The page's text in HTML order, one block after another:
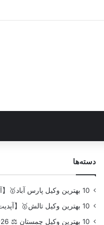
دسته‌ها
10 بهترین وکیل پارس آباد🥇【آپدیت جدید】⚖️
10 بهترین وکیل تالش🥇【آپدیت جدید】⚖️
10 بهترین وکیل چمستان ⚖️ update 2026